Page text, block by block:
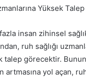
Yüksek
insan zihinsel
ruh sağlığı
talep görecektir.
artmasına yol açan, ruh